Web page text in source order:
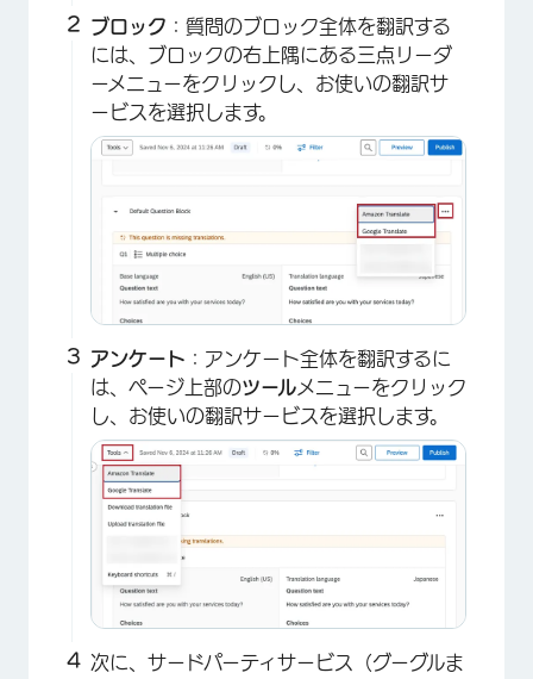
ブロック ：質問のブロック全体を翻訳する
には、ブロックの右上隅にある三点リーダ
ーメニューをクリックし、お使いの翻訳サ
ービスを選択します。
アンケート ：アンケート全体を翻訳するに
は、ページ上部のツール メニューをクリック
し、お使いの翻訳サービスを選択します。
次に、サードパーティサービス（グーグルま